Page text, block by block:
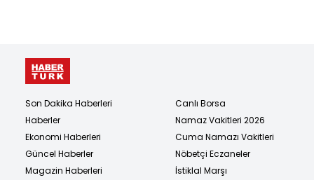
Son Dakika Haberleri
Haberler
Ekonomi Haberleri
Güncel Haberler
Magazin Haberleri
Canlı Borsa
Namaz Vakitleri 2026
Cuma Namazı Vakitleri
Nöbetçi Eczaneler
İstiklal Marşı